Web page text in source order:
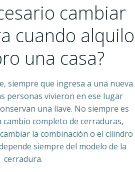
cambiar
cuando alquilo
una casa?
siempre que ingresa a una nueva
personas vivieron en ese lugar
una llave. No siempre es
completo de cerraduras,
la combinación o el cilindro
siempre del modelo de la
cerradura.